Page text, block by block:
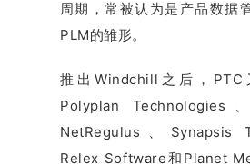
周期，常被认为是产品数据
PLM的雏形。
推出Windchill之后，PTC
Polyplan Technologies
NetRegulus、Synapsis
Relex Software和Planet